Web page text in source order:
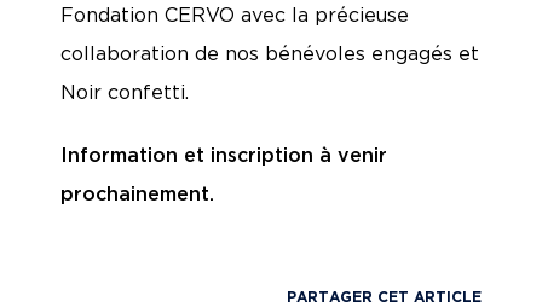
Fondation CERVO avec la précieuse
collaboration de nos bénévoles engagés et
Noir confetti.
Information et inscription à venir
prochainement.
PARTAGER CET ARTICLE